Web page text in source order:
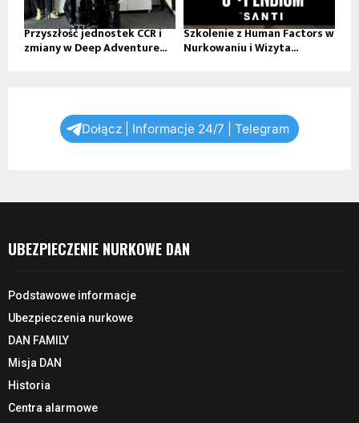
Przyszłość jednostek CCR i
zmiany w Deep Adventure...
Szkolenie z Human Factors w
Nurkowaniu i Wizyta...
Dołącz | Informacje 24/7 | Telegram
UBEZPIECZENIE NURKOWE DAN
Podstawowe informacje
Ubezpieczenia nurkowe
DAN FAMILY
Misja DAN
Historia
Centra alarmowe